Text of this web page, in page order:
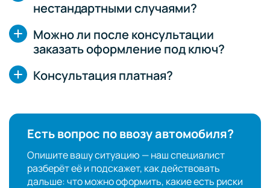
нестандартными случаями?
Можно ли после консультации
заказать оформление под ключ?
Консультация платная?
Есть вопрос по ввозу автомобиля?
Опишите вашу ситуацию — наш специалист
разберёт её и подскажет, как действовать
дальше: что можно оформить, какие есть риски